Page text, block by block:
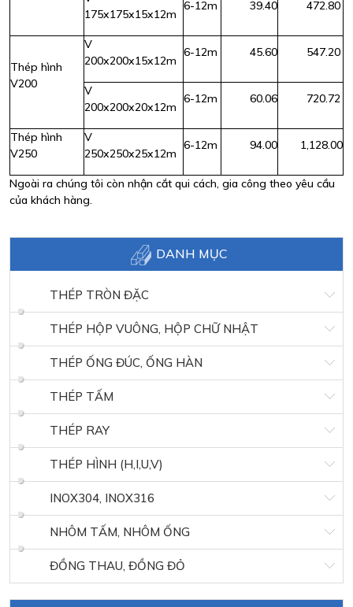
175x175x15x12m
6-12m 39.40 472.80
Thép hình
V200
V
200x200x15x12m
6-12m 45.60 547.20
V
200x200x20x12m
6-12m 60.06 720.72
Thép hình
V250
V
250x250x25x12m
6-12m 94.00 1,128.00
Ngoài ra chúng tôi còn nhận cắt qui cách, gia công theo yêu cầu
của khách hàng.
DANH MỤC
THÉP TRÒN ĐẶC
THÉP HỘP VUÔNG, HỘP CHỮ NHẬT
THÉP ỐNG ĐÚC, ỐNG HÀN
THÉP TẤM
THÉP RAY
THÉP HÌNH (H,I,U,V)
INOX304, INOX316
NHÔM TẤM, NHÔM ỐNG
ĐỒNG THAU, ĐỒNG ĐỎ